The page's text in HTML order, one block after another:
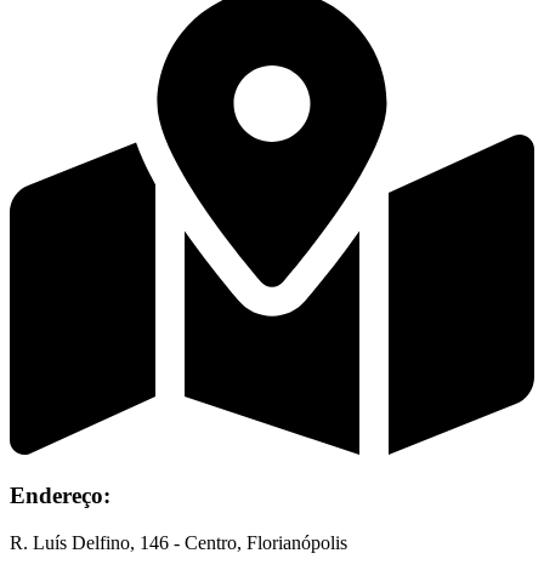
Endereço:
R. Luís Delfino, 146 - Centro, Florianópolis